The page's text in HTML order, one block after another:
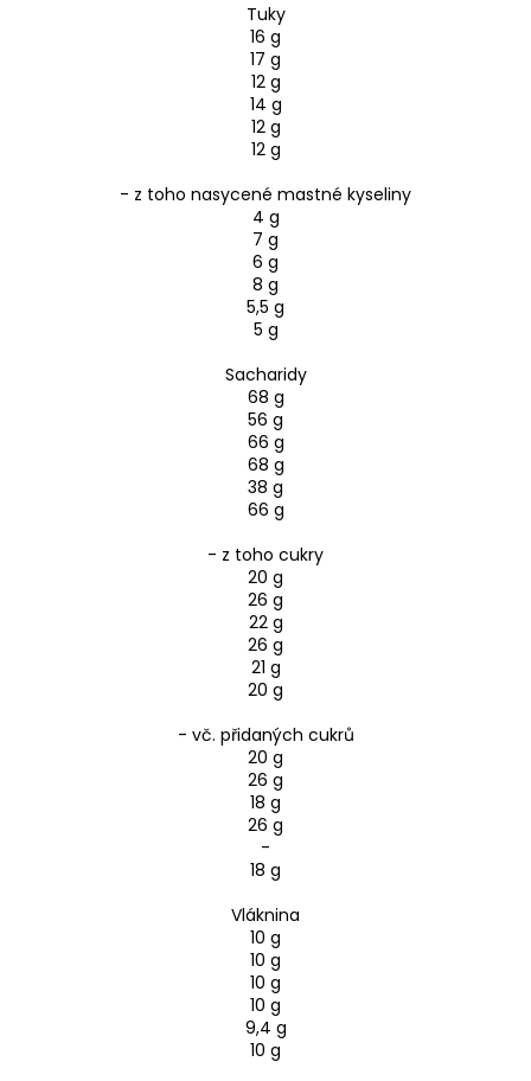
Tuky
16 g
17 g
12 g
14 g
12 g
12 g
- z toho nasycené mastné kyseliny
4 g
7 g
6 g
8 g
5,5 g
5 g
Sacharidy
68 g
56 g
66 g
68 g
38 g
66 g
- z toho cukry
20 g
26 g
22 g
26 g
21 g
20 g
- vč. přidaných cukrů
20 g
26 g
18 g
26 g
-
18 g
Vláknina
10 g
10 g
10 g
10 g
9,4 g
10 g